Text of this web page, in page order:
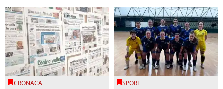
CRONACA SPORT